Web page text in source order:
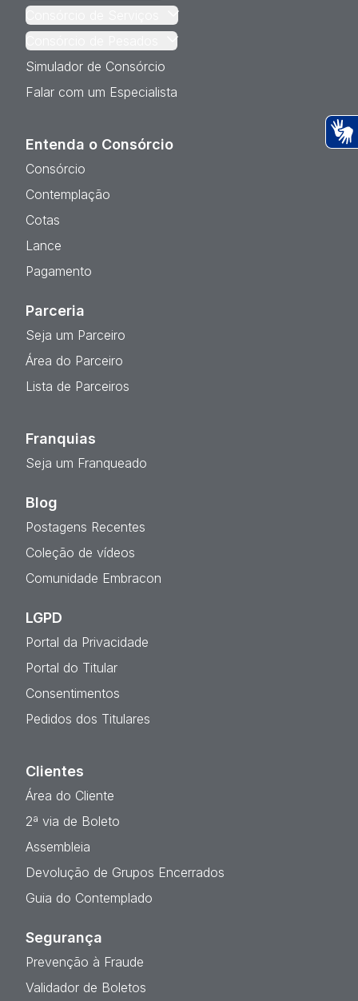
Consórcio de Serviços
Consórcio de Pesados
Simulador de Consórcio
Falar com um Especialista
Entenda o Consórcio
Consórcio
Contemplação
Cotas
Lance
Pagamento
Parceria
Seja um Parceiro
Área do Parceiro
Lista de Parceiros
Franquias
Seja um Franqueado
Blog
Postagens Recentes
Coleção de vídeos
Comunidade Embracon
LGPD
Portal da Privacidade
Portal do Titular
Consentimentos
Pedidos dos Titulares
Clientes
Área do Cliente
2ª via de Boleto
Assembleia
Devolução de Grupos Encerrados
Guia do Contemplado
Segurança
Prevenção à Fraude
Validador de Boletos